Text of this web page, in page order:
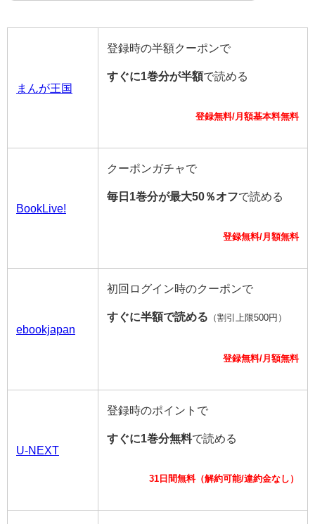
まんが王国
登録時の半額クーポンで
すぐに1巻分が半額で読める
登録無料/月額基本料無料
BookLive!
クーポンガチャで
毎日1巻分が最大50％オフで読める
登録無料/月額無料
ebookjapan
初回ログイン時のクーポンで
すぐに半額で読める （割引上限500円）
登録無料/月額無料
U-NEXT
登録時のポイントで
すぐに1巻分無料で読める
31日間無料（解約可能/違約金なし）